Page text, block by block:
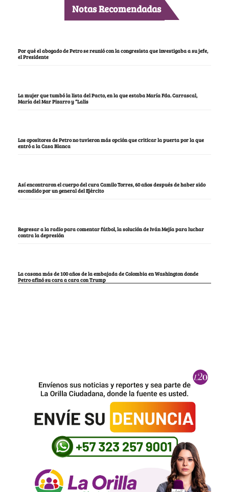
Notas Recomendadas
Por qué el abogado de Petro se reunió con la congresista que investigaba a su jefe,
el Presidente
La mujer que tumbó la lista del Pacto, en la que estaba María Fda. Carrascal,
María del Mar Pizarro y “Lalis
Los opositores de Petro no tuvieron más opción que criticar la puerta por la que
entró a la Casa Blanca
Así encontraron el cuerpo del cura Camilo Torres, 60 años después de haber sido
escondido por un general del Ejército
Regresar a la radio para comentar fútbol, la solución de Iván Mejía para luchar
contra la depresión
La casona más de 100 años de la embajada de Colombia en Washington donde
Petro afinó su cara a cara con Trump